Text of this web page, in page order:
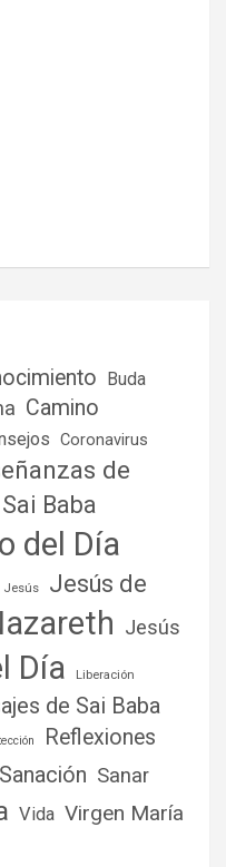
Buda
Camino
Coronavirus
de
Baba
del Día
Jesús
Jesús de
Jesús
Día Liberación
de Sai Baba
Reflexiones
Sanación Sanar
Vida Virgen María